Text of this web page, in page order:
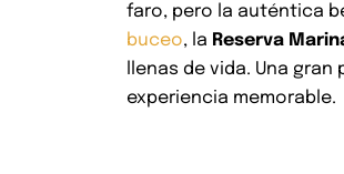
faro, pero la auténtica
buceo, la Reserva
llenas de vida. Una
experiencia memorable.